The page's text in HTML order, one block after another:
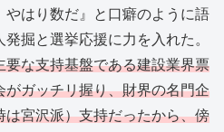
やはり数だ』と口癖のように語
掘と選挙応援に力を入れた。
要な支持基盤である建設業界票
ガッチリ握り、財界の名門企
宮沢派）支持だったから、傍